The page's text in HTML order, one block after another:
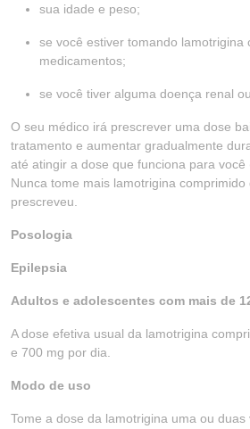
sua idade e peso;
se você estiver tomando lamotrigina
medicamentos;
se você tiver alguma doença renal
O seu médico irá prescrever uma dose
tratamento e aumentar gradualmente
até atingir a dose que funciona para você
Nunca tome mais lamotrigina
prescreveu.
Posologia
Epilepsia
Adultos e adolescentes com mais de
A dose efetiva usual da lamotrigina
e 700 mg por dia.
Modo de uso
Tome a dose da lamotrigina uma ou